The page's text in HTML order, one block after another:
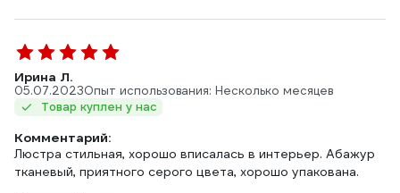
Ирина Л.
05.07.2023Опыт использования: Несколько месяцев
Товар куплен у нас
Комментарий:
Люстра стильная, хорошо вписалась в интерьер. Абажур
тканевый, приятного серого цвета, хорошо упакована.